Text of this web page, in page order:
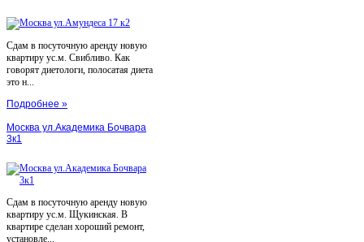
Сдам в посуточную аренду новую
квартиру ус.м. Свибливо. Как
говорят диетологи, полосатая диета
это н...
Подробнее »
Москва ул.Академика Бочвара
3к1
Сдам в посуточную аренду новую
квартиру ус.м. Щукинская. В
квартире сделан хороший ремонт,
установле...